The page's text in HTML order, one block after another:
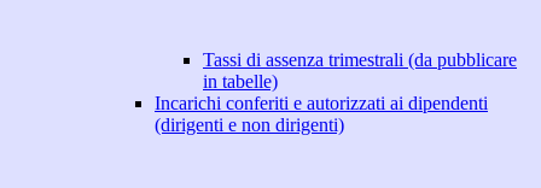
Tassi di assenza trimestrali (da pubblicare
in tabelle)
Incarichi conferiti e autorizzati ai dipendenti
(dirigenti e non dirigenti)